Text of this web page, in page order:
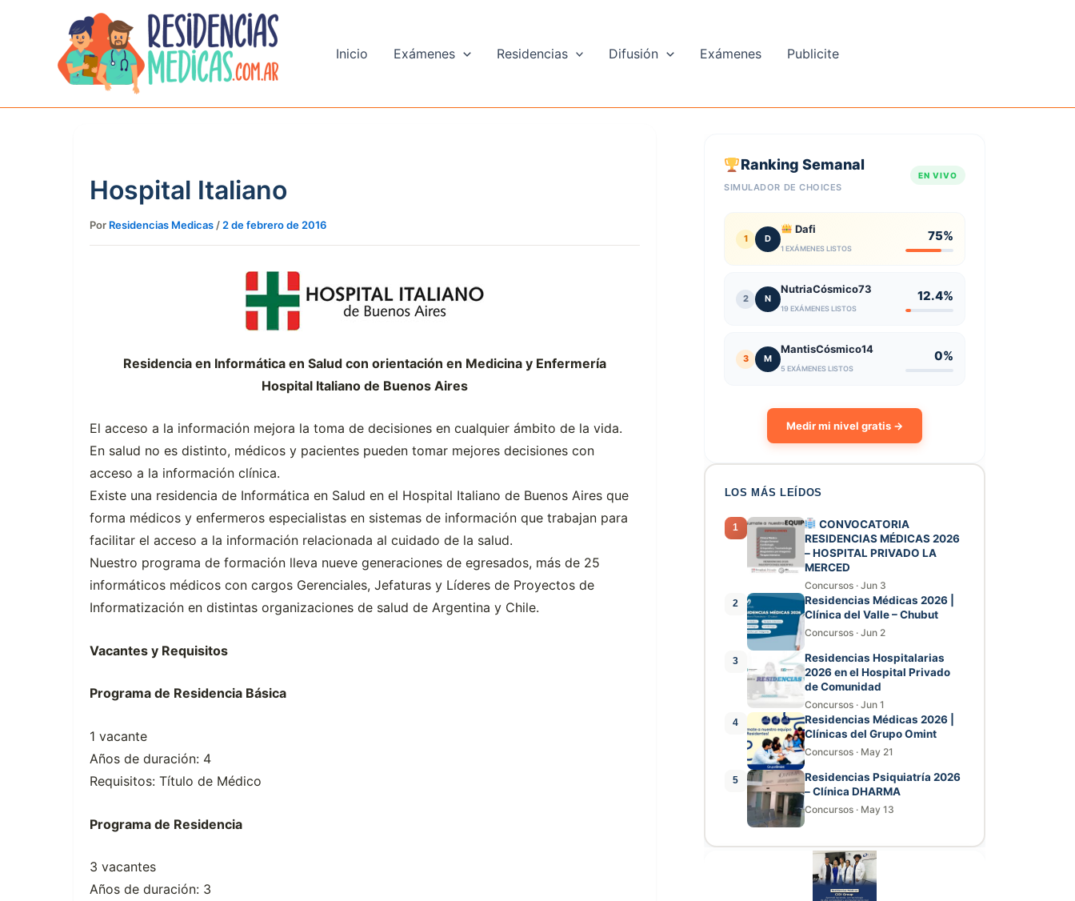
Inicio Exámenes Residencias Difusión Exámenes Publicite
Hospital Italiano
Por Residencias Medicas / 2 de febrero de 2016
Residencia en Informática en Salud con orientación en Medicina y Enfermería
Hospital Italiano de Buenos Aires
El acceso a la información mejora la toma de decisiones en cualquier ámbito de la vida.
En salud no es distinto, médicos y pacientes pueden tomar mejores decisiones con
acceso a la información clínica.
Existe una residencia de Informática en Salud en el Hospital Italiano de Buenos Aires que
forma médicos y enfermeros especialistas en sistemas de información que trabajan para
facilitar el acceso a la información relacionada al cuidado de la salud.
Nuestro programa de formación lleva nueve generaciones de egresados, más de 25
informáticos médicos con cargos Gerenciales, Jefaturas y Líderes de Proyectos de
Informatización en distintas organizaciones de salud de Argentina y Chile.
Vacantes y Requisitos
Programa de Residencia Básica
1 vacante
Años de duración: 4
Requisitos: Título de Médico
Programa de Residencia
3 vacantes
Años de duración: 3
Ranking Semanal
SIMULADOR DE CHOICES
EN VIVO
1 D
Dafi
1 EXÁMENES LISTOS
75%
2 N
NutriaCósmico73
19 EXÁMENES LISTOS
12.4%
3 M
MantisCósmico14
5 EXÁMENES LISTOS
0%
Medir mi nivel gratis →
LOS MÁS LEÍDOS
1
CONVOCATORIA
RESIDENCIAS MÉDICAS 2026
– HOSPITAL PRIVADO LA
MERCED
Concursos · Jun 3
2
Residencias Médicas 2026 |
Clínica del Valle – Chubut
Concursos · Jun 2
3
Residencias Hospitalarias
2026 en el Hospital Privado
de Comunidad
Concursos · Jun 1
4
Residencias Médicas 2026 |
Clínicas del Grupo Omint
Concursos · May 21
5
Residencias Psiquiatría 2026
– Clínica DHARMA
Concursos · May 13